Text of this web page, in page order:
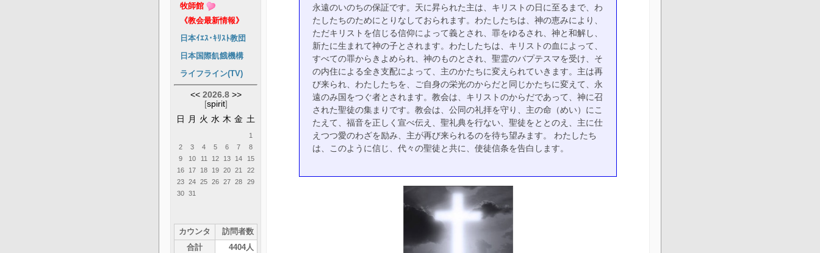
永遠のいのちの保証です。天に昇られた主は、キリストの日に至るまで、わ
たしたちのためにとりなしておられます。わたしたちは、神の恵みにより、
ただキリストを信じる信仰によって義とされ、罪をゆるされ、神と和解し、
新たに生まれて神の子とされます。わたしたちは、キリストの血によって、
すべての罪からきよめられ、神のものとされ、聖霊のバプテスマを受け、そ
の内住による全き支配によって、主のかたちに変えられていきます。主は再
び来られ、わたしたちを、ご自身の栄光のからだと同じかたちに変えて、永
遠のみ国をつぐ者とされます。教会は、キリストのからだであって、神に召
された聖徒の集まりです。教会は、公同の礼拝を守り、主の命（めい）にこ
たえて、福音を正しく宣べ伝え、聖礼典を行ない、聖徒をととのえ、主に仕
えつつ愛のわざを励み、主が再び来られるのを待ち望みます。 わたしたち
は、このように信じ、代々の聖徒と共に、使徒信条を告白します。
牧師館
《教会最新情報》
日本ｲｴｽ･ｷﾘｽﾄ教団
日本国際飢餓機構
ライフライン(TV)
<< 2026.8 >>
[spirit]
日
月 火 水 木 金 土
1
2
3 4 5 6 7
8
9
10 11 12 13 14
15
16
17 18 19 20 21
22
23 24 25 26 27 28
29
30 31
カウンタ
訪問者数
合計
4404人